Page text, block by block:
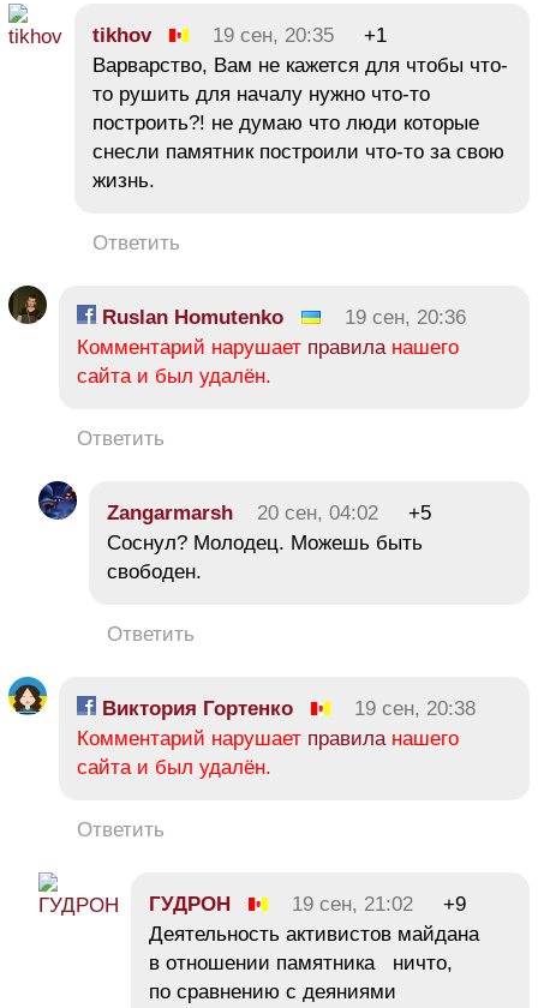
tikhov 19 сен, 20:35
+1
Варварство, Вам не кажется для чтобы что-
то рушить для началу нужно что-то
построить?! не думаю что люди которые
снесли памятник построили что-то за свою
жизнь.
Ответить
Ruslan Homutenko
19 сен, 20:36
Комментарий нарушает правиланашего
сайта и был удалён.
Ответить
Zangarmarsh 20 сен, 04:02
+5
Соснул? Молодец. Можешь быть
свободен.
Ответить
Виктория Гортенко
19 сен, 20:38
Комментарий нарушает правиланашего
сайта и был удалён.
Ответить
ГУДРОН 19 сен, 21:02
+9
Деятельность активистов майдана
в отношении памятника ничто,
по сравнению с деяниями